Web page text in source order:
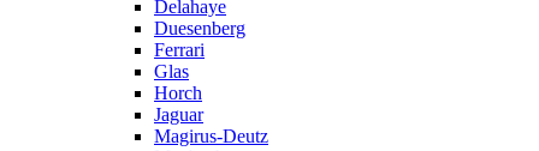
Delahaye
Duesenberg
Ferrari
Glas
Horch
Jaguar
Magirus-Deutz